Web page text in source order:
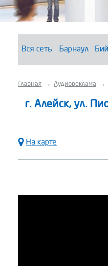
Вся сеть Барнаул
Главная → Аудиореклама →
г. Алейск, ул.
На карте